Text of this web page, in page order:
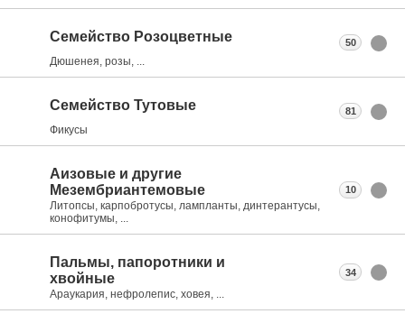
Семейство Розоцветные
Дюшенея, розы, ...
50
Семейство Тутовые
Фикусы
81
Аизовые и другие
Мезембриантемовые
Литопсы, карпобротусы, лампланты, динтерантусы,
конофитумы, ...
10
Пальмы, папоротники и
хвойные
Араукария, нефролепис, ховея, ...
34